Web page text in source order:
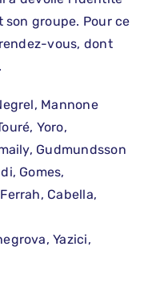
son groupe. Pour ce
vous, dont
Mannone
Yoro,
Gudmundsson
Gomes,
Cabella,
Yazici,